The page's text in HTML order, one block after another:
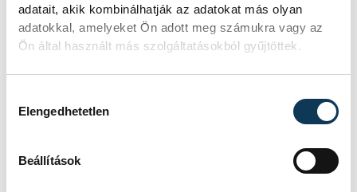
adatait, akik kombinálhatják az adatokat más olyan
adatokkal, amelyeket Ön adott meg számukra vagy az
Ön által használt más szolgáltatásokból gyűjtöttek.
Elengedhetetlen
Beállítások
a családjának, akik a háttérben lehetővé
teszik, támogatják abban, hogy hivatását
ilyen színvonalon végezze.
Czinkotay Frigyes